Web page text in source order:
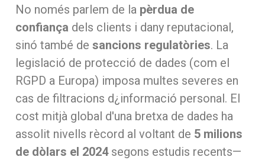
No només parlem de la pèrdua de
confiança dels clients i dany reputacional,
sinó també de sancions regulatòries. La
legislació de protecció de dades (com el
RGPD a Europa) imposa multes severes en
cas de filtracions d¿informació personal. El
cost mitjà global d'una bretxa de dades ha
assolit nivells rècord al voltant de 5 milions
de dòlars el 2024segons estudis recents—